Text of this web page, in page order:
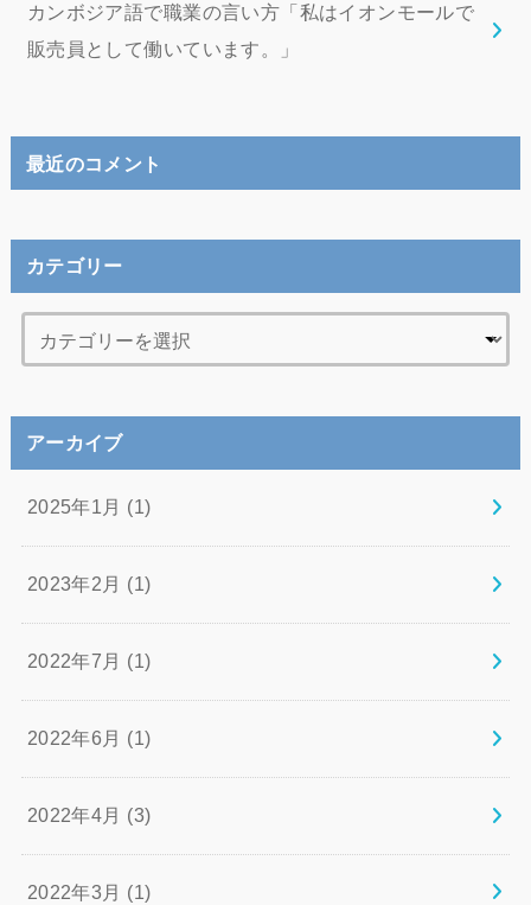
カンボジア語で職業の言い方「私はイオンモールで
販売員として働いています。」
最近のコメント
カテゴリー
アーカイブ
2025年1月 (1)
2023年2月 (1)
2022年7月 (1)
2022年6月 (1)
2022年4月 (3)
2022年3月 (1)